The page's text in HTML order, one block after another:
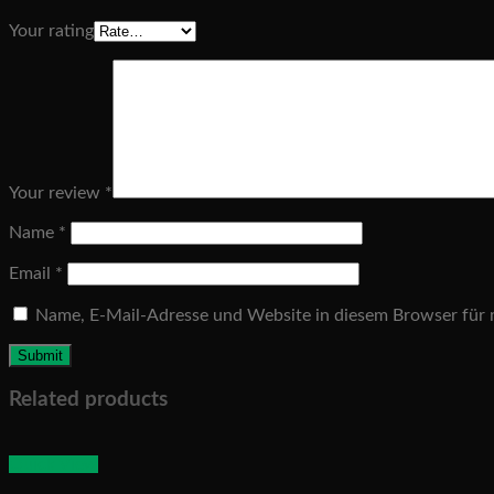
Your rating
Your review *
Name *
Email *
Name, E-Mail-Adresse und Website in diesem Browser
Related products